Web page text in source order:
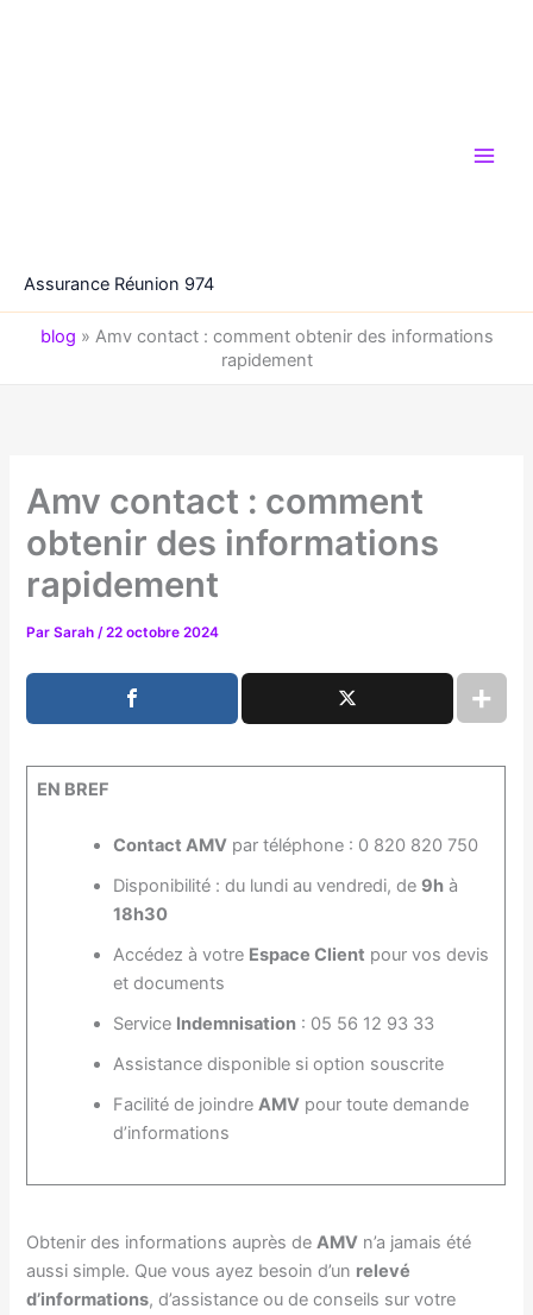
Assurance Réunion 974
blog » Amv contact : comment obtenir des informations
rapidement
Amv contact : comment
obtenir des informations
rapidement
ParSarah/22 octobre 2024
EN BREF
Contact AMVpar téléphone : 0 820 820 750
Disponibilité : du lundi au vendredi, de 9hà
18h30
Accédez à votre Espace Client pour vos devis
et documents
Service Indemnisation: 05 56 12 93 33
Assistance disponible si option souscrite
Facilité de joindre AMVpour toute demande
d’informations
Obtenir des informations auprès deAMV n’a jamais été
aussi simple. Que vous ayez besoin d’un relevé
d’informations, d’assistance ou de conseils sur votre